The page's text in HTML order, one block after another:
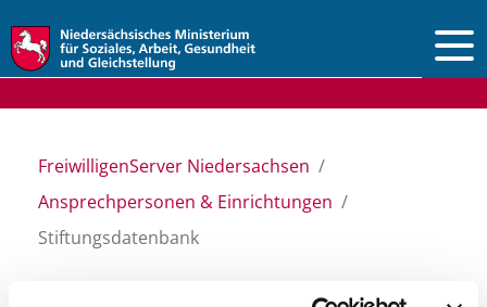
FreiwilligenServer Niedersachsen
Ansprechpersonen & Einrichtungen
Stiftungsdatenbank